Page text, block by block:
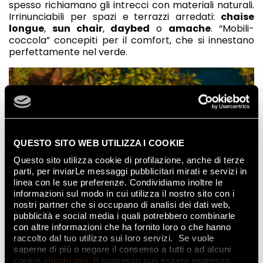
QUESTO SITO WEB UTILIZZA I COOKIE
Questo sito utilizza cookie di profilazione, anche di terze
parti, per inviarLe messaggi pubblicitari mirati e servizi in
linea con le sue preferenze. Condividiamo inoltre le
informazioni sul modo in cui utilizza il nostro sito con i
nostri partner che si occupano di analisi dei dati web,
pubblicità e social media i quali potrebbero combinarle
con altre informazioni che ha fornito loro o che hanno
raccolto dal tuo utilizzo sui loro servizi. Se vuole
saperne di più o negare il consenso a tutti o ad alcuni
cookie clicchi qui. Il consenso può essere espresso
spesso richiamano gli intrecci con materiali naturali.
Irrinunciabili per spazi e terrazzi arredati: chaise
longue, sun chair, daybed o amache. “Mobili-
coccola” concepiti per il comfort, che si innestano
perfettamente nel verde.
Arredare con le piante richiede interventi di luce
armonici: sorgenti luminose integrate nell’arredo o